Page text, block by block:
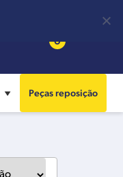
0
Peças reposição